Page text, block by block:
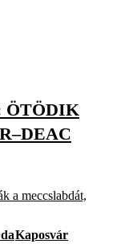
ÖTÖDIK
a meccslabdát,
Kaposvár